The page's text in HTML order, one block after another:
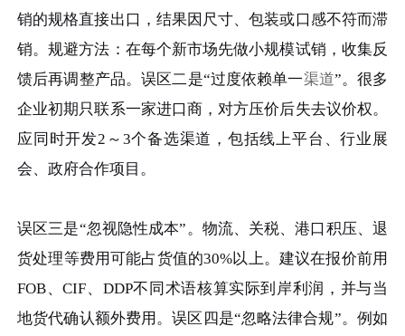
销的规格直接出口，结果因尺寸、包装或口感不符而滞
销。规避方法：在每个新市场先做小规模试销，收集反
馈后再调整产品。误区二是“过度依赖单一渠道”。很多
企业初期只联系一家进口商，对方压价后失去议价权。
应同时开发2～3个备选渠道，包括线上平台、行业展
会、政府合作项目。
误区三是“忽视隐性成本”。物流、关税、港口积压、退
货处理等费用可能占货值的30%以上。建议在报价前用
FOB、CIF、DDP不同术语核算实际到岸利润，并与当
地货代确认额外费用。误区四是“忽略法律合规”。例如